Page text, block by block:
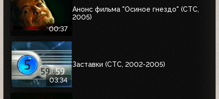
00:37
Анонс фильма "Осиное гнездо" (СТС,
2005)
03:34
Заставки (СТС, 2002-2005)